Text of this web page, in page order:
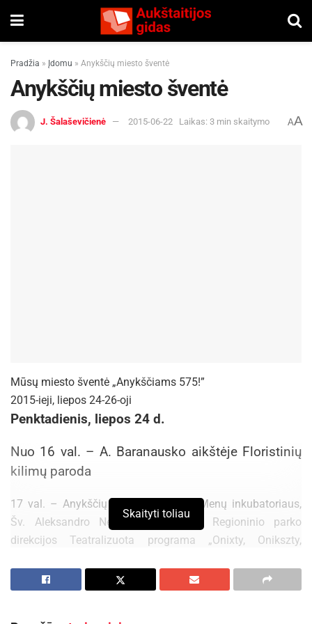
Pradžia » Įdomu » Anykščių miesto šventė
Anykščių miesto šventė
J. Šalaševičienė 2015-06-22 Laikas: 3 min skaitymo AA
Mūsų miesto šventė „Anykščiams 575!”
2015-ieji, liepos 24-26-oji
Penktadienis, liepos 24 d.
Nuo 16 val. – A. Baranausko aikštėje Floristinių
kilimų paroda
17 val. – Anykščių dvarvietėje šalia Menų inkubatoriaus,
Šv. Aleksandro Neviškio cerkvės ir Regioninio parko
direkcijos Teatralizuota programa „Onixty, Onikszty,
19.30 val. – Šventinė eisena nuo Anykščių dvarvietės
miesto centro link
Skaityti toliau